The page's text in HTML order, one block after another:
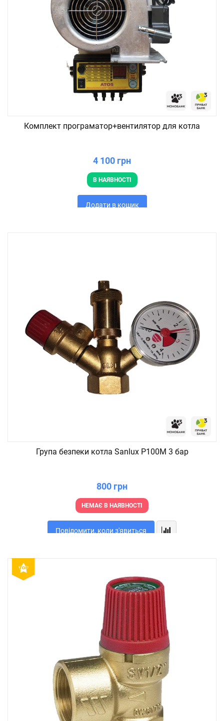
Комплект програматор+вентилятор для котла
4 100 грн
В НАЯВНОСТІ
Додати в кошик
Група безпеки котла Sanlux P100M 3 бар
800 грн
НЕМАЄ В НАЯВНОСТІ
Повідомити, коли з'явиться